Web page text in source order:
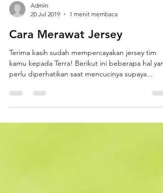
20 Jul 2019
1 menit membaca
Cara Merawat Jersey
Terima kasih sudah mempercayakan jersey tim
perlu diperhatikan saat mencucinya supaya...